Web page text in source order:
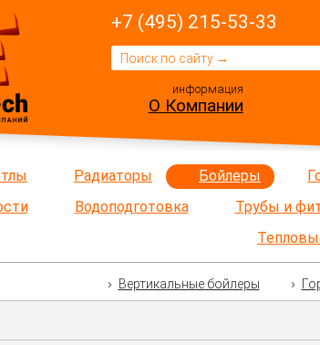
+7 (495) 215-53-33
информация
О Компании
Радиаторы Бойлеры
Водоподготовка Трубы и
Вертикальные бойлеры